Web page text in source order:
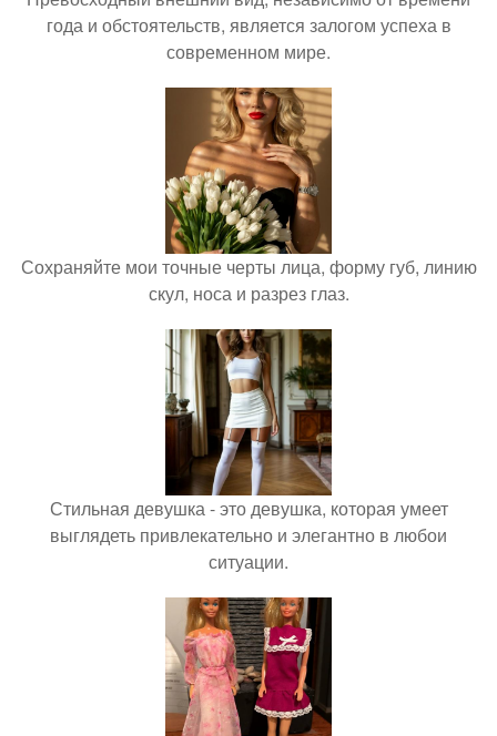
года и обстоятельств, является залогом успеха в
современном мире.
Сохраняйте мои точные черты лица, форму губ, линию
скул, носа и разрез глаз.
Стильная девушка - это девушка, которая умеет
выглядеть привлекательно и элегантно в любои
ситуации.